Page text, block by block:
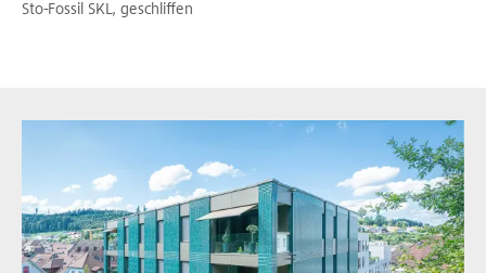
Sto-Fossil SKL, geschliffen